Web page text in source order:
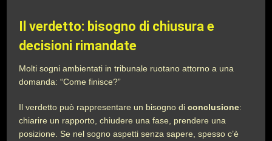
Il verdetto: bisogno di chiusura e
decisioni rimandate
Molti sogni ambientati in tribunale ruotano attorno a una
domanda: “Come finisce?”
Il verdetto può rappresentare un bisogno diconclusione:
chiarire un rapporto, chiudere una fase, prendere una
posizione. Se nel sogno aspetti senza sapere, spesso c’è